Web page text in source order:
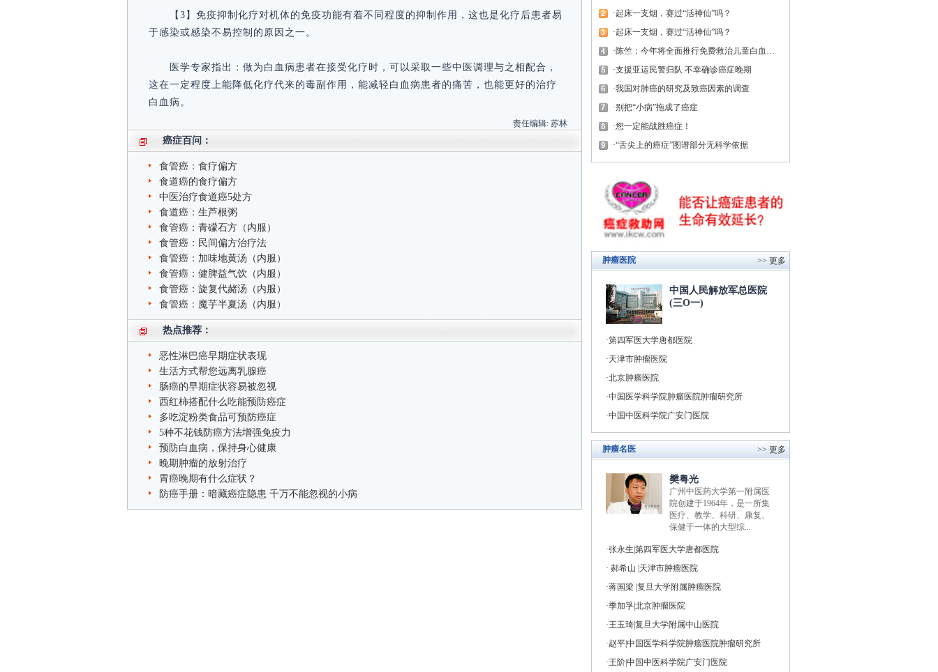
【3】免疫抑制化疗对机体的免疫功能有着不同程度的抑制作用，这也是化疗后患者易
于感染或感染不易控制的原因之一。
医学专家指出：做为白血病患者在接受化疗时，可以采取一些中医调理与之相配合，
这在一定程度上能降低化疗代来的毒副作用，能减轻白血病患者的痛苦，也能更好的治疗
白血病。
责任编辑: 苏林
癌症百问：
食管癌：食疗偏方
食道癌的食疗偏方
中医治疗食道癌5处方
食道癌：生芦根粥
食管癌：青礞石方（内服）
食管癌：民间偏方治疗法
食管癌：加味地黄汤（内服）
食管癌：健脾益气饮（内服）
食管癌：旋复代赭汤（内服）
食管癌：魔芋半夏汤（内服）
热点推荐：
恶性淋巴癌早期症状表现
生活方式帮您远离乳腺癌
肠癌的早期症状容易被忽视
西红柿搭配什么吃能预防癌症
多吃淀粉类食品可预防癌症
5种不花钱防癌方法增强免疫力
预防白血病，保持身心健康
晚期肿瘤的放射治疗
胃癌晚期有什么症状？
防癌手册：暗藏癌症隐患 千万不能忽视的小病
起床一支烟，赛过“活神仙”吗？
起床一支烟，赛过“活神仙”吗？
陈竺：今年将全面推行免费救治儿童白血病与先天性心脏病
支援亚运民警归队 不幸确诊癌症晚期
我国对肺癌的研究及致癌因素的调查
别把“小病”拖成了癌症
您一定能战胜癌症！
“舌尖上的癌症”图谱部分无科学依据
肿瘤医院 >> 更多
中国人民解放军总医院
(三O一)
第四军医大学唐都医院
天津市肿瘤医院
北京肿瘤医院
中国医学科学院肿瘤医院肿瘤研究所
中国中医科学院广安门医院
肿瘤名医 >> 更多
樊粤光
广州中医药大学第一附属医
院创建于1964年，是一所集
医疗、教学、科研、康复、
保健于一体的大型综...
张永生|第四军医大学唐都医院
郝希山 |天津市肿瘤医院
蒋国梁 |复旦大学附属肿瘤医院
季加孚|北京肿瘤医院
王玉琦|复旦大学附属中山医院
赵平|中国医学科学院肿瘤医院肿瘤研究所
王阶|中国中医科学院广安门医院